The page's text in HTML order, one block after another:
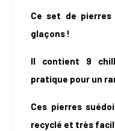
Ce set de
glaçons !
Il contient 9
pratique pour un
Ces pierres
recyclé et très